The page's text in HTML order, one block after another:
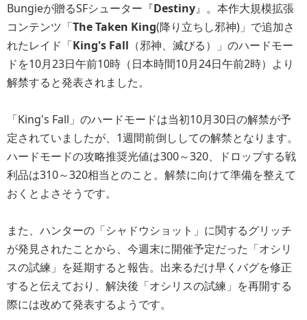
Bungieが贈るSFシューター『Destiny』。本作大規模拡張
コンテンツ「The Taken King(降り立ちし邪神)」で追加さ
れたレイド「King's Fall （邪神、滅びる）」のハードモー
ドを10月23日午前10時（日本時間10月24日午前2時）より
解禁すると発表されました。
「King's Fall」のハードモードは当初10月30日の解禁が予
定されていましたが、1週間前倒ししての解禁となります。
ハードモードの攻略推奨光値は300～320、ドロップする戦
利品は310～320相当とのこと。解禁に向けて準備を整えて
おくとよさそうです。
また、ハンターの「シャドウショット」に関するグリッチ
が発見されたことから、今週末に開催予定だった「オシリ
スの試練」を延期すると報告。出来るだけ早くバグを修正
すると伝えており、解決後「オシリスの試練」を再開する
際には改めて発表するようです。